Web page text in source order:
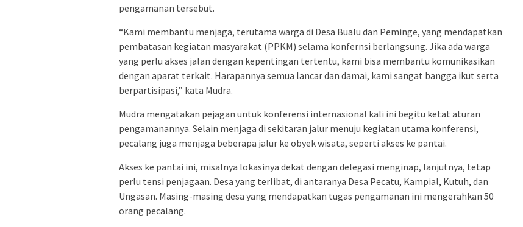
pengamanan tersebut.
“Kami membantu menjaga, terutama warga di Desa Bualu dan Peminge, yang mendapatkan
pembatasan kegiatan masyarakat (PPKM) selama konfernsi berlangsung. Jika ada warga
yang perlu akses jalan dengan kepentingan tertentu, kami bisa membantu komunikasikan
dengan aparat terkait. Harapannya semua lancar dan damai, kami sangat bangga ikut serta
berpartisipasi,” kata Mudra.
Mudra mengatakan pejagan untuk konferensi internasional kali ini begitu ketat aturan
pengamanannya. Selain menjaga di sekitaran jalur menuju kegiatan utama konferensi,
pecalang juga menjaga beberapa jalur ke obyek wisata, seperti akses ke pantai.
Akses ke pantai ini, misalnya lokasinya dekat dengan delegasi menginap, lanjutnya, tetap
perlu tensi penjagaan. Desa yang terlibat, di antaranya Desa Pecatu, Kampial, Kutuh, dan
Ungasan. Masing-masing desa yang mendapatkan tugas pengamanan ini mengerahkan 50
orang pecalang.